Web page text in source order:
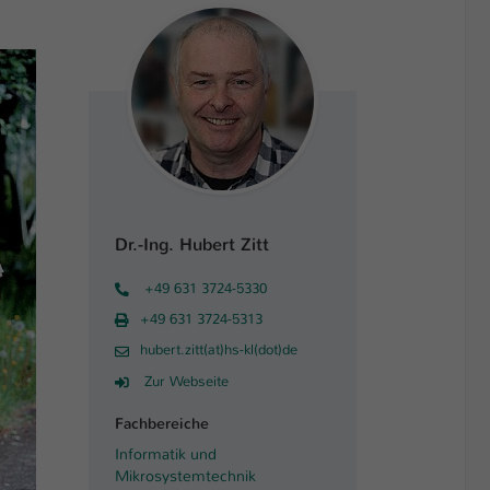
Dr.-Ing. Hubert Zitt
+49 631 3724-5330
+49 631 3724-5313
hubert.zitt(at)hs-kl(dot)de
Zur Webseite
Fachbereiche
Informatik und
Mikrosystemtechnik